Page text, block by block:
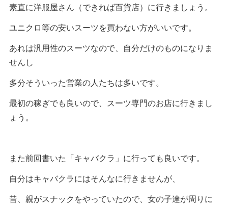
素直に洋服屋さん（できれば百貨店）に行きましょう。
ユニクロ等の安いスーツを買わない方がいいです。
あれは汎用性のスーツなので、自分だけのものになりま
せんし
多分そういった営業の人たちは多いです。
最初の稼ぎでも良いので、スーツ専門のお店に行きまし
ょう。
また前回書いた「キャバクラ」に行っても良いです。
自分はキャバクラにはそんなに行きませんが、
昔、親がスナックをやっていたので、女の子達が周りに